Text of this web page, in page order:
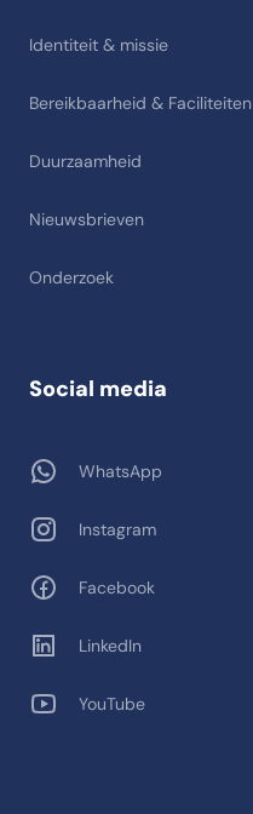
Identiteit & missie
Bereikbaarheid & Faciliteiten
Duurzaamheid
Nieuwsbrieven
Onderzoek
Social media
WhatsApp
Instagram
Facebook
LinkedIn
YouTube